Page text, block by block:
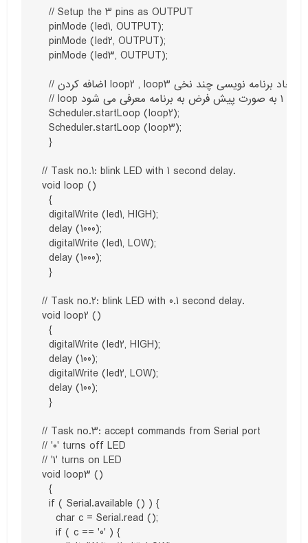
  // Setup the 3 pins as OUTPUT
  pinMode (led1, OUTPUT);
  pinMode (led2, OUTPUT);
  pinMode (led3, OUTPUT);
  // اضافه کردن loop2 , loop3 به منظور ایجاد برنامه نویسی چند نخی
  // loop شماره ی ۱ به صورت پیش فرض به برنامه معرفی می شود
  Scheduler.startLoop (loop2);
  Scheduler.startLoop (loop3);
  }
// Task no.1: blink LED with 1 second delay.
void loop ()
  {
  digitalWrite (led1, HIGH);
  delay (1000);
  digitalWrite (led1, LOW);
  delay (1000);
  }
// Task no.2: blink LED with 0.1 second delay.
void loop2 ()
  {
  digitalWrite (led2, HIGH);
  delay (100);
  digitalWrite (led2, LOW);
  delay (100);
  }
// Task no.3: accept commands from Serial port
// '۰' turns off LED
// '۱' turns on LED
void loop3 ()
  {
  if ( Serial.available () ) {
    char c = Serial.read ();
    if ( c == '0' ) {